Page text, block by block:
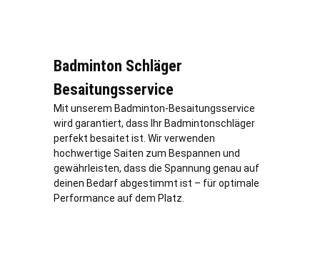
Badminton Schläger
Besaitungsservice
Mit unserem Badminton-Besaitungsservice
wird garantiert, dass Ihr Badmintonschläger
perfekt besaitet ist. Wir verwenden
hochwertige Saiten zum Bespannen und
gewährleisten, dass die Spannung genau auf
deinen Bedarf abgestimmt ist – für optimale
Performance auf dem Platz.